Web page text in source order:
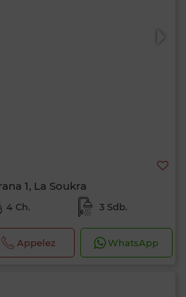
1, La Soukra
4 Ch. 3 Sdb.
Appelez WhatsApp